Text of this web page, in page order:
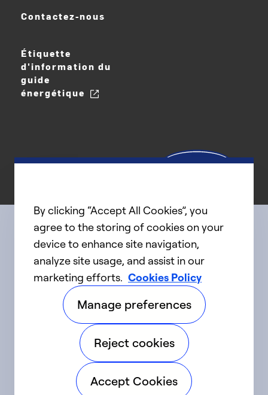
Contactez-nous
Étiquette
d'information du
guide
énergétique
Connect with us
linkedIntwitter facebookyoutube
©2025 Carrier. Tous droits réservés.
Accessibilité Avis sur la confidentialité
Conditions d'utilisation Parlez fort
By clicking “Accept All Cookies”, you
agree to the storing of cookies on your
device to enhance site navigation,
analyze site usage, and assist in our
marketing efforts. Cookies Policy
Manage preferences
Reject cookies
Accept Cookies